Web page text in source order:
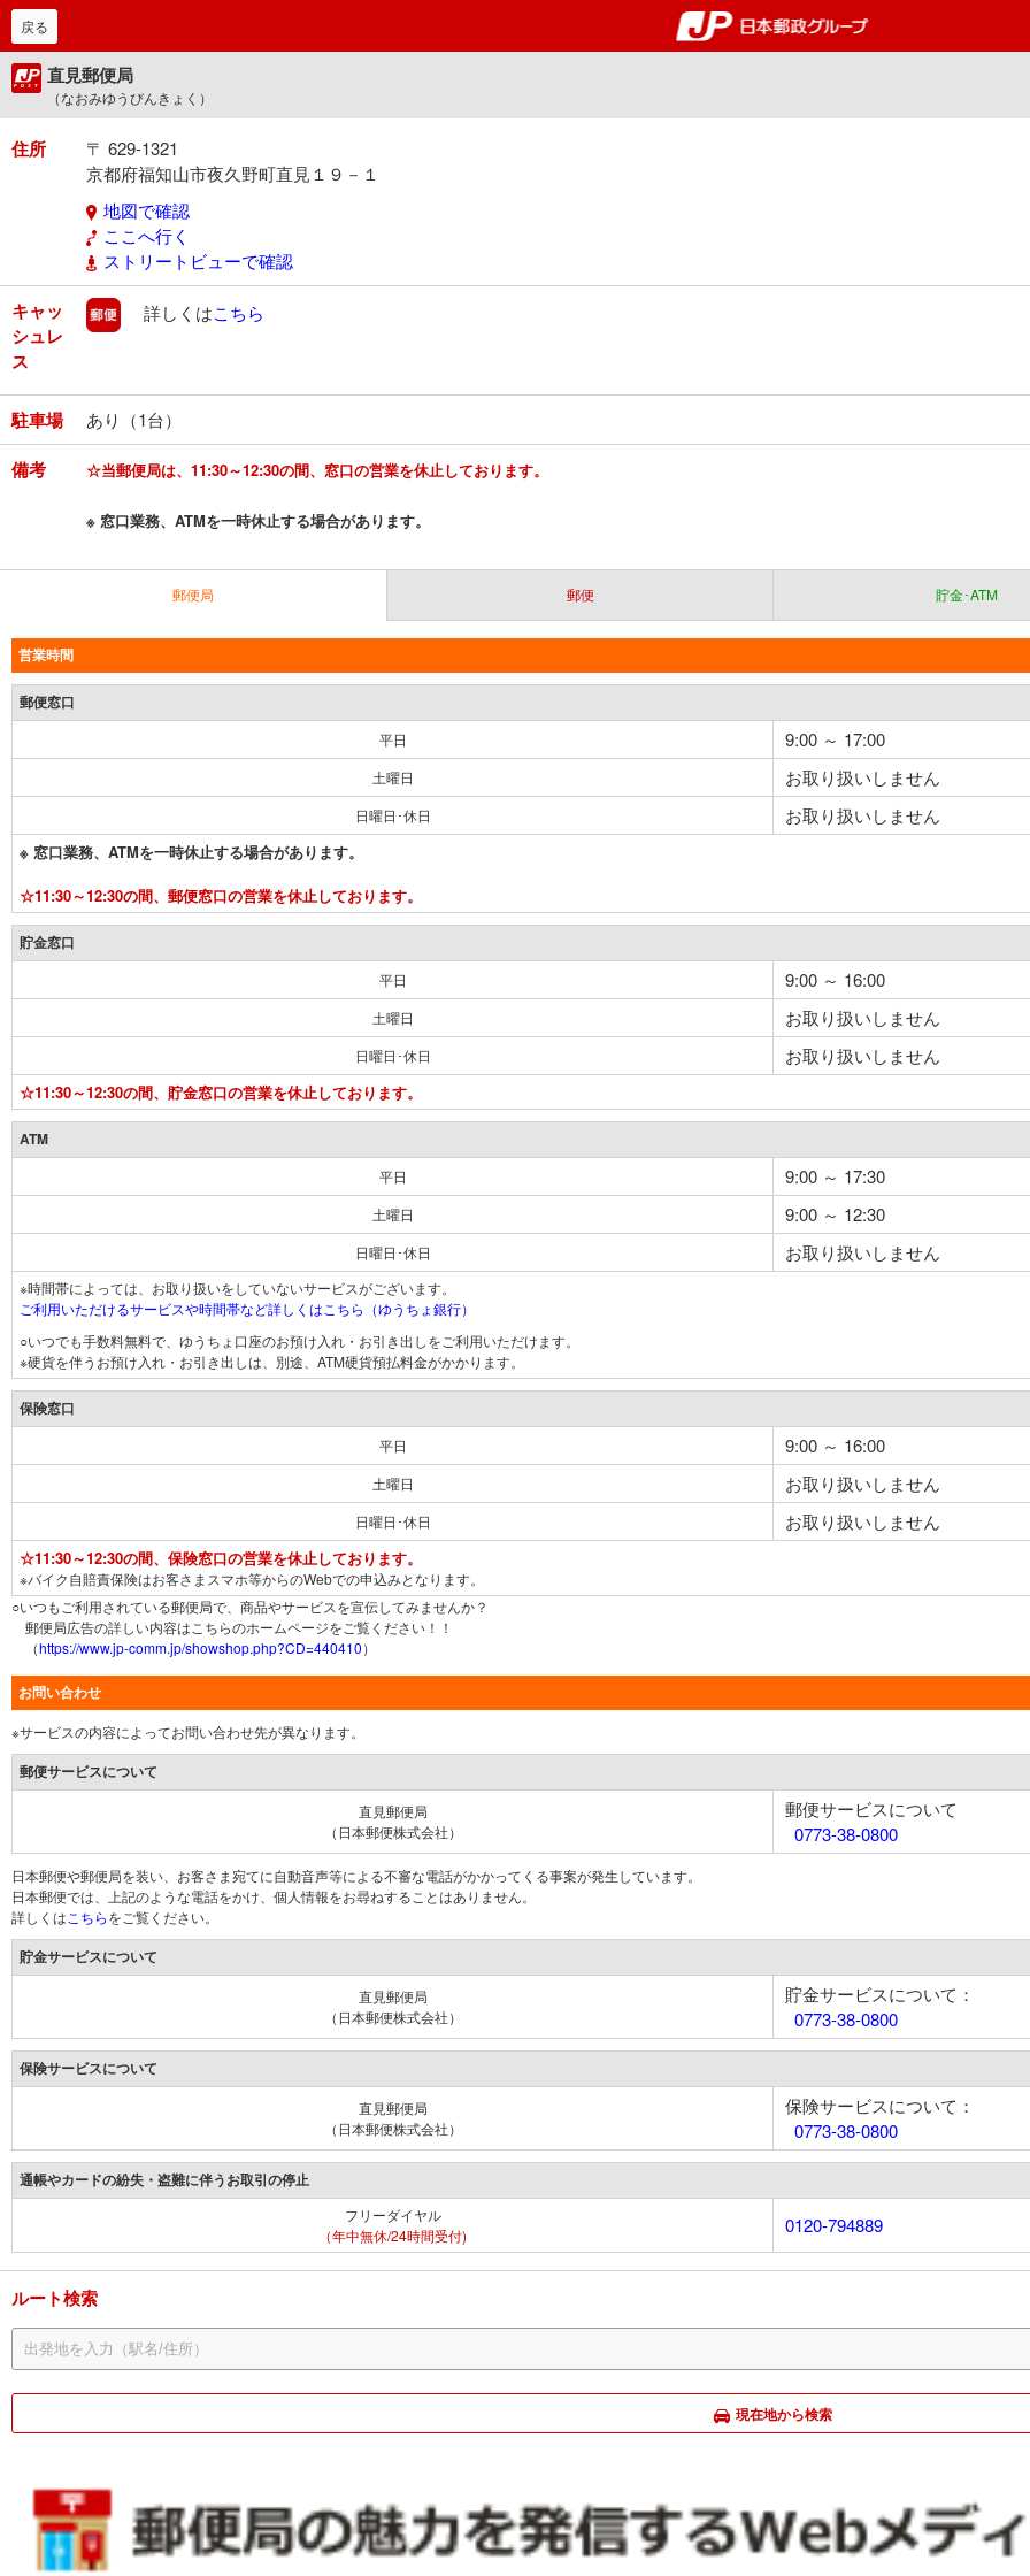
郵便局・日本郵政グルー
戻る
直見郵便局
（なおみゆうびんきょく）
住所
〒 629-1321
京都府福知山市夜久野町直見１９－１
地図で確認
ここへ行く
ストリートビューで確認
キャッ
シュレ
ス
郵便
詳しくはこちら
駐車場 あり（1台）
備考 ☆当郵便局は、11:30～12:30の間、窓口の営業を休止しております。
※ 窓口業務、ATMを一時休止する場合があります。
郵便局 郵便 貯金･ATM
営業時間
郵便窓口
平日 9:00 ～ 17:00
土曜日 お取り扱いしません
日曜日･休日 お取り扱いしません
※ 窓口業務、ATMを一時休止する場合があります。
☆11:30～12:30の間、郵便窓口の営業を休止しております。
貯金窓口
平日 9:00 ～ 16:00
土曜日 お取り扱いしません
日曜日･休日 お取り扱いしません
☆11:30～12:30の間、貯金窓口の営業を休止しております。
ATM
平日 9:00 ～ 17:30
土曜日 9:00 ～ 12:30
日曜日･休日 お取り扱いしません
※時間帯によっては、お取り扱いをしていないサービスがございます。
ご利用いただけるサービスや時間帯など詳しくはこちら（ゆうちょ銀行）
○いつでも手数料無料で、ゆうちょ口座のお預け入れ・お引き出しをご利用いただけます。
※硬貨を伴うお預け入れ・お引き出しは、別途、ATM硬貨預払料金がかかります。
保険窓口
平日 9:00 ～ 16:00
土曜日 お取り扱いしません
日曜日･休日 お取り扱いしません
☆11:30～12:30の間、保険窓口の営業を休止しております。
※バイク自賠責保険はお客さまスマホ等からのWebでの申込みとなります。
○いつもご利用されている郵便局で、商品やサービスを宣伝してみませんか？
郵便局広告の詳しい内容はこちらのホームページをご覧ください！！
（https://www.jp-comm.jp/showshop.php?CD=440410）
お問い合わせ
※サービスの内容によってお問い合わせ先が異なります。
郵便サービスについて
直見郵便局
（日本郵便株式会社）
郵便サービスについて
0773-38-0800
日本郵便や郵便局を装い、お客さま宛てに自動音声等による不審な電話がかかってくる事案が発生しています。
日本郵便では、上記のような電話をかけ、個人情報をお尋ねすることはありません。
詳しくは こちらをご覧ください。
貯金サービスについて
直見郵便局
（日本郵便株式会社）
貯金サービスについて：
0773-38-0800
保険サービスについて
直見郵便局
（日本郵便株式会社）
保険サービスについて：
0773-38-0800
通帳やカードの紛失・盗難に伴うお取引の停止
フリーダイヤル
（年中無休/24時間受付)
0120-794889
ルート検索
現在地から検索